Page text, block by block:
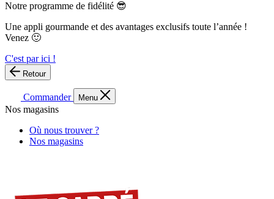
Notre programme de fidélité 😎
Une appli gourmande et des avantages exclusifs toute l’année !
Venez 🙂
C'est par ici !
Retour
Commander Menu
Nos magasins
Où nous trouver ?
Nos magasins